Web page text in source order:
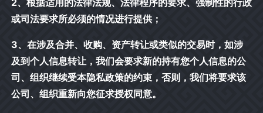
2、根据适用的法律法规、法律程序的要求、强制性的行政
或司法要求所必须的情况进行提供；
3、在涉及合并、收购、资产转让或类似的交易时，如涉
及到个人信息转让，我们会要求新的持有您个人信息的公
司、组织继续受本隐私政策的约束，否则，我们将要求该
公司、组织重新向您征求授权同意。